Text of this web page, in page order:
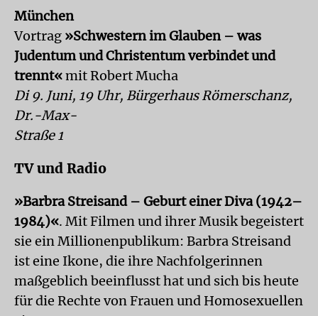
München
Vortrag »Schwestern im Glauben – was
Judentum und Christentum verbindet und
trennt«mit Robert Mucha
Di 9. Juni, 19 Uhr, Bürgerhaus Römerschanz,
Dr.-Max-
Straße 1
TV und Radio
»Barbra Streisand – Geburt einer Diva (1942–
1984)«. Mit Filmen und ihrer Musik begeistert
sie ein Millionenpublikum: Barbra Streisand
ist eine Ikone, die ihre Nachfolgerinnen
maßgeblich beeinflusst hat und sich bis heute
für die Rechte von Frauen und Homosexuellen